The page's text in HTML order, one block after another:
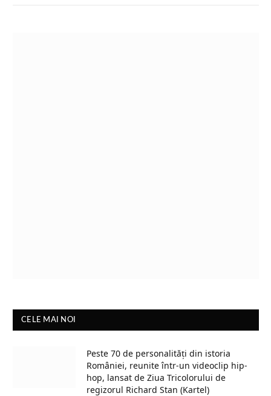
CELE MAI NOI
Peste 70 de personalități din istoria
României, reunite într-un videoclip hip-
hop, lansat de Ziua Tricolorului de
regizorul Richard Stan (Kartel)